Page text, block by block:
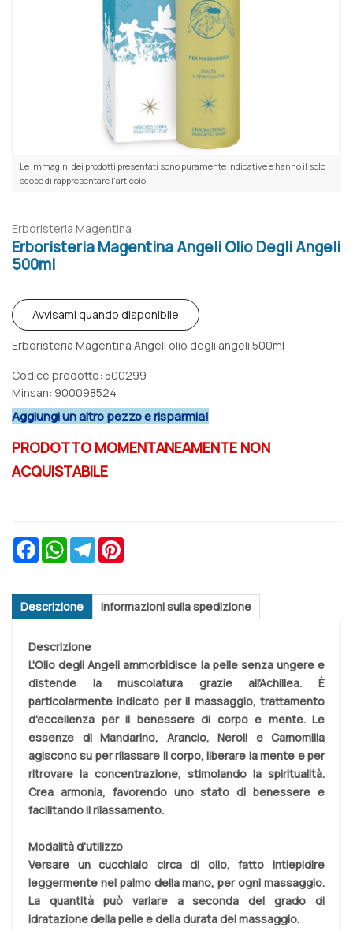
Le immagini dei prodotti presentati sono puramente indicative e hanno il solo
scopo di rappresentare l'articolo.
Erboristeria Magentina
Erboristeria Magentina Angeli Olio Degli Angeli
500ml
Avvisami quando disponibile
Erboristeria Magentina Angeli olio degli angeli 500ml
Codice prodotto: 500299
Minsan: 900098524
Aggiungi un altro pezzo e risparmia!
PRODOTTO MOMENTANEAMENTE NON
ACQUISTABILE
FacebookWhatsAppTelegram
Descrizione Informazioni sulla spedizione
Descrizione
L'Olio degli Angeli ammorbidisce la pelle senza ungere e
distende la muscolatura grazie all'Achillea. È
particolarmente indicato per il massaggio, trattamento
d'eccellenza per il benessere di corpo e mente. Le
essenze di Mandarino, Arancio, Neroli e Camomilla
agiscono su per rilassare il corpo, liberare la mente e per
ritrovare la concentrazione, stimolando la spiritualità.
Crea armonia, favorendo uno stato di benessere e
facilitando il rilassamento.
Modalità d'utilizzo
Versare un cucchiaio circa di olio, fatto intiepidire
leggermente nel palmo della mano, per ogni massaggio.
La quantità può variare a seconda del grado di
idratazione della pelle e della durata del massaggio.